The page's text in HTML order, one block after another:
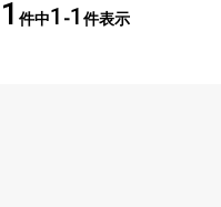
1 件中1 -1 件表示